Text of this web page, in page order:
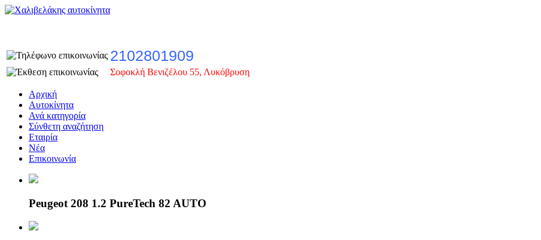
2102801909
Σοφοκλή Βενιζέλου 55, Λυκόβρυση
Αρχική
Αυτοκίνητα
Ανά κατηγορία
Σύνθετη αναζήτηση
Εταιρία
Νέα
Επικοινωνία
Peugeot 208 1.2 PureTech 82 AUTO